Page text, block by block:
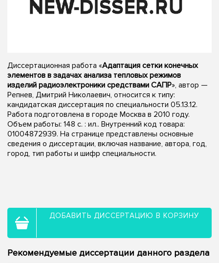
Диссертационная работа «Адаптация сетки конечных
элементов в задачах анализа тепловых режимов
изделий радиоэлектроники средствами САПР», автор —
Репнев, Дмитрий Николаевич, относится к типу:
кандидатская диссертация по специальности 05.13.12.
Работа подготовлена в городе Москва в 2010 году.
Объем работы: 148 с. : ил.. Внутренний код товара:
01004872939. На странице представлены основные
сведения о диссертации, включая название, автора, год,
город, тип работы и шифр специальности.
ДОБАВИТЬ ДИССЕРТАЦИЮ В КОРЗИНУ
Рекомендуемые диссертации данного раздела